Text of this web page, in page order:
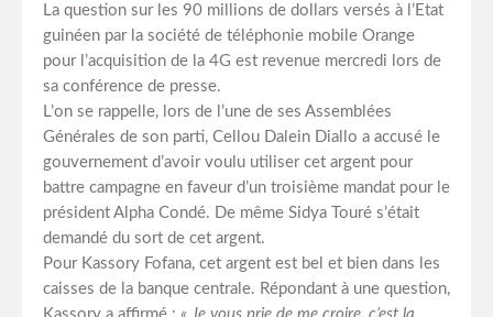
La question sur les 90 millions de dollars versés à l’Etat
guinéen par la société de téléphonie mobile Orange
pour l’acquisition de la 4G est revenue mercredi lors de
sa conférence de presse.
L’on se rappelle, lors de l’une de ses Assemblées
Générales de son parti, Cellou Dalein Diallo a accusé le
gouvernement d’avoir voulu utiliser cet argent pour
battre campagne en faveur d’un troisième mandat pour le
président Alpha Condé. De même Sidya Touré s’était
demandé du sort de cet argent.
Pour Kassory Fofana, cet argent est bel et bien dans les
caisses de la banque centrale. Répondant à une question,
Kassory a affirmé : « Je vous prie de me croire, c’est la